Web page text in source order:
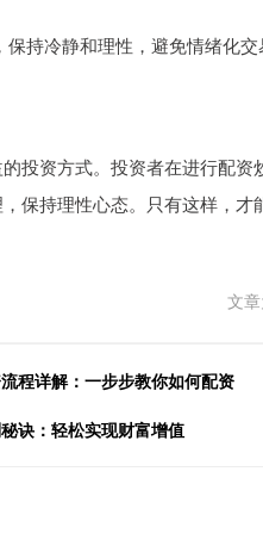
持冷静和理性，避免情绪化交
投资方式。投资者在进行配
保持理性心态。只有这样，
文
程详解：一步步教你如何配资
诀：轻松实现财富增值